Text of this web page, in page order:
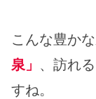
こんな豊か
泉」 、訪れ
すね。